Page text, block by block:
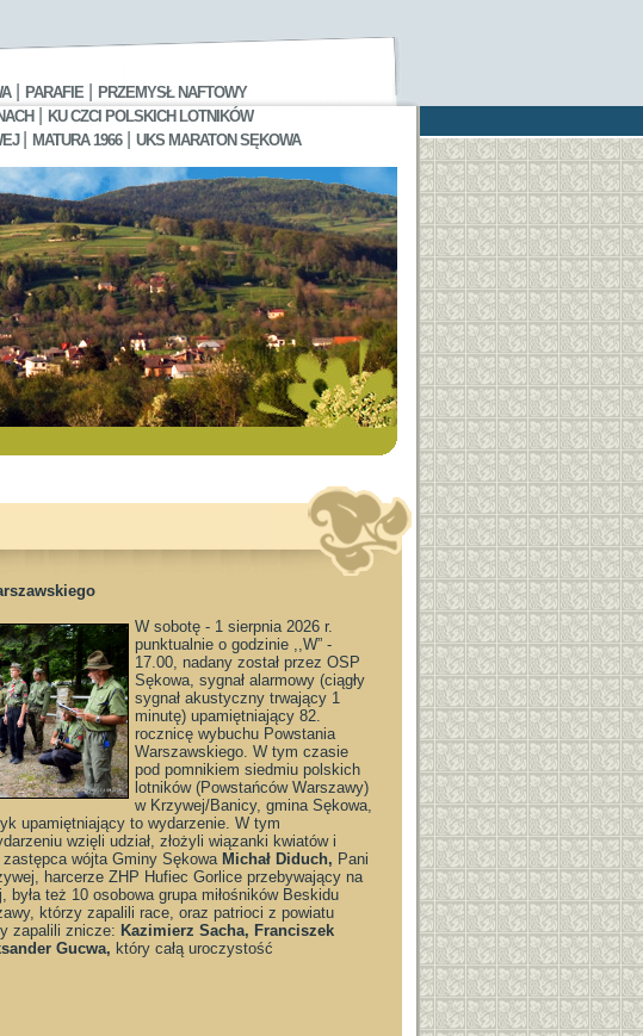
| PARAFIE
PRZEMYSŁ NAFTOWY
|
KU CZCI POLSKICH LOTNIKÓW
MATURA 1966| UKS MARATON SĘKOWA
W sobotę - 1 sierpnia 2026 r.
punktualnie o godzinie ,,W” -
17.00, nadany został przez OSP
Sękowa, sygnał alarmowy (ciągły
sygnał akustyczny trwający 1
minutę) upamiętniający 82.
rocznicę wybuchu Powstania
Warszawskiego. W tym czasie
pod pomnikiem siedmiu polskich
lotników (Powstańców Warszawy)
w Krzywej/Banicy, gmina Sękowa,
upamiętniający to wydarzenie. W tym
wzięli udział, złożyli wiązanki kwiatów i
wójta Gminy SękowaMichał Diduch, Pani
harcerze ZHP Hufiec Gorlice przebywający na
była też 10 osobowa grupa miłośników Beskidu
którzy zapalili race, oraz patrioci z powiatu
zapalili znicze: Kazimierz Sacha, Franciszek
Gucwa, który całą uroczystość